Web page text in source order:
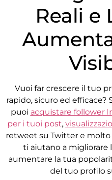
Reali e
Vuoi far crescere il tuo
rapido, sicuro ed efficace?
puoi acquistare follower
per i tuoi post,
retweet su Twitter e molto
ti aiutano a migliorare
aumentare la tua
del tuo profilo